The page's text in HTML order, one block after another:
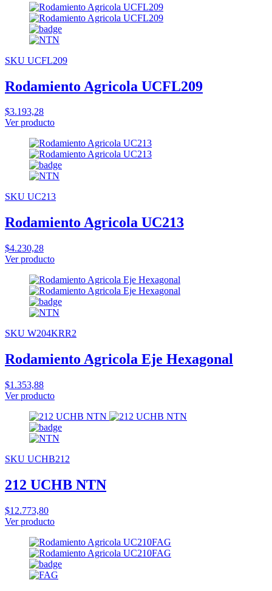
SKU UCFL209
Rodamiento Agricola UCFL209
$3.193,28
Ver producto
SKU UC213
Rodamiento Agricola UC213
$4.230,28
Ver producto
SKU W204KRR2
Rodamiento Agricola Eje Hexagonal
$1.353,88
Ver producto
SKU UCHB212
212 UCHB NTN
$12.773,80
Ver producto